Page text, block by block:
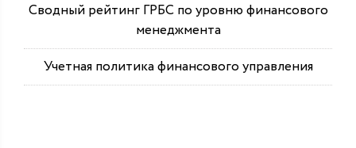
Сводный рейтинг ГРБС по уровню финансового
менеджмента
Учетная политика финансового управления